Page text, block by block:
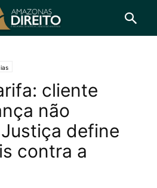
cliente
não
define
contra a